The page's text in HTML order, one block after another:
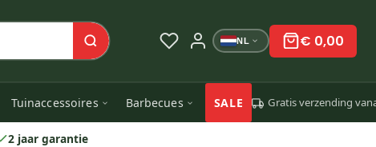
NL € 0,00
Tuinaccessoires Barbecues SALE Gratis verzending
2 jaar garantie